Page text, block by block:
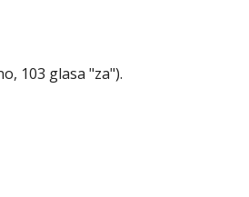
103 glasa "za").